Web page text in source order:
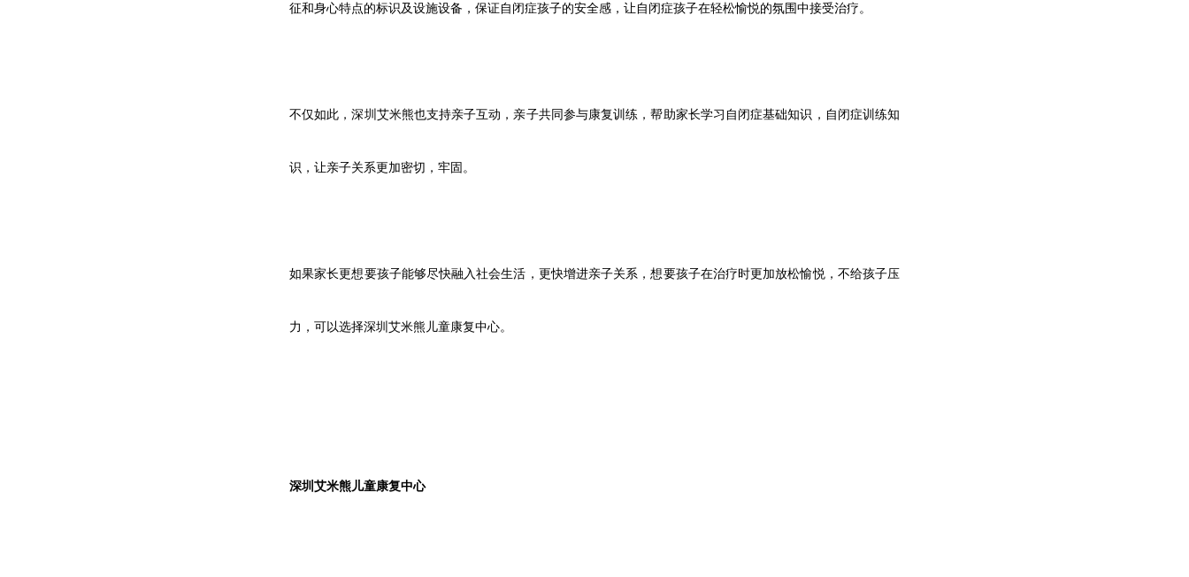
征和身心特点的标识及设施设备，保证自闭症孩子的安全感，让自闭症孩子在轻松愉悦的氛围中接受治疗。
不仅如此，深圳艾米熊也支持亲子互动，亲子共同参与康复训练，帮助家长学习自闭症基础知识，自闭症训练知
识，让亲子关系更加密切，牢固。
如果家长更想要孩子能够尽快融入社会生活，更快增进亲子关系，想要孩子在治疗时更加放松愉悦，不给孩子压
力，可以选择深圳艾米熊儿童康复中心。
深圳艾米熊儿童康复中心